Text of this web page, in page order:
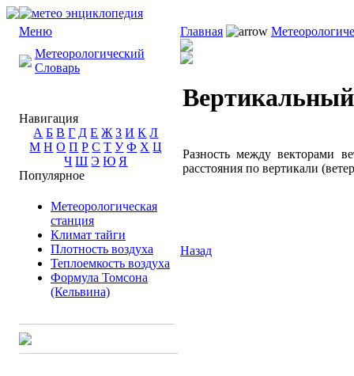
Меню
Метеорологический
Словарь
Навигация
А Б В Г Д Е Ж З И К Л
М Н О П Р С Т У Ф Х Ц
Ч Ш Э Ю Я
Популярное
Метеорологическая
станция
Климат тайги
Плотность воздуха
Теплоемкость воздуха
Формула Томсона
(Кельвина)
Главная
Вертикальный
Разность между векторами
расстояния по вертикали
Назад